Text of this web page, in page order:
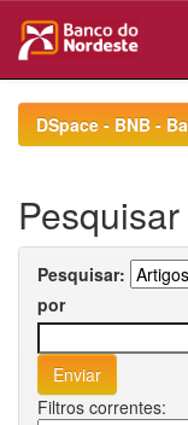
navigationDSpace - BNB -
Pesquisar
Pesquisar:
por
Filtros correntes: